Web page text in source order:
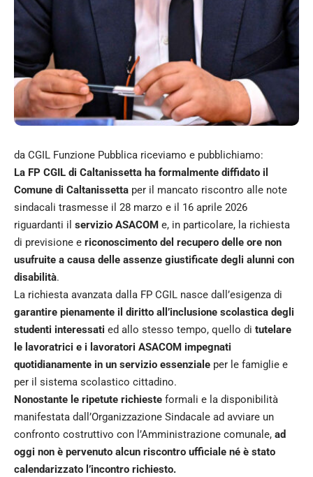
da CGIL Funzione Pubblica riceviamo e pubblichiamo:
La FP CGIL di Caltanissetta ha formalmente diffidato il
Comune di Caltanissetta per il mancato riscontro alle note
sindacali trasmesse il 28 marzo e il 16 aprile 2026
riguardanti il servizio ASACOM e, in particolare, la richiesta
di previsione e riconoscimento del recupero delle ore non
usufruite a causa delle assenze giustificate degli alunni con
disabilità.
La richiesta avanzata dalla FP CGIL nasce dall’esigenza di
garantire pienamente il diritto all’inclusione scolastica degli
studenti interessati ed allo stesso tempo, quello di tutelare
le lavoratrici e i lavoratori ASACOM impegnati
quotidianamente in un servizio essenziale per le famiglie e
per il sistema scolastico cittadino.
Nonostante le ripetute richieste formali e la disponibilità
manifestata dall’Organizzazione Sindacale ad avviare un
confronto costruttivo con l’Amministrazione comunale, ad
oggi non è pervenuto alcun riscontro ufficiale né è stato
calendarizzato l’incontro richiesto.